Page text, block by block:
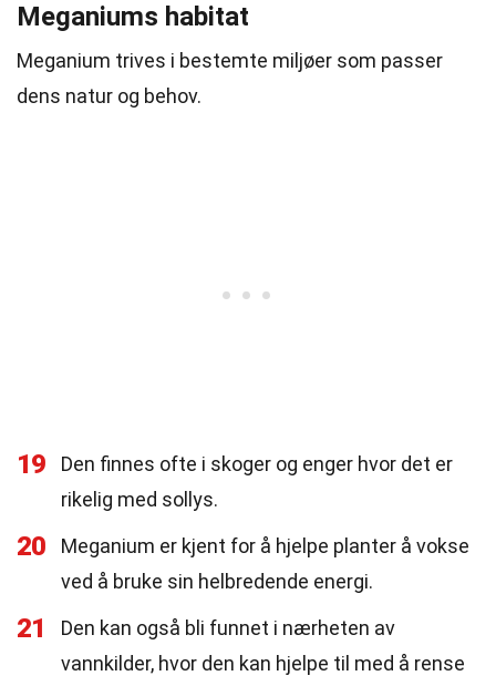
Meganiums habitat
Meganium trives i bestemte miljøer som passer
dens natur og behov.
19
Den finnes ofte i skoger og enger hvor det er
rikelig med sollys.
20
Meganium er kjent for å hjelpe planter å vokse
ved å bruke sin helbredende energi.
21
Den kan også bli funnet i nærheten av
vannkilder, hvor den kan hjelpe til med å rense